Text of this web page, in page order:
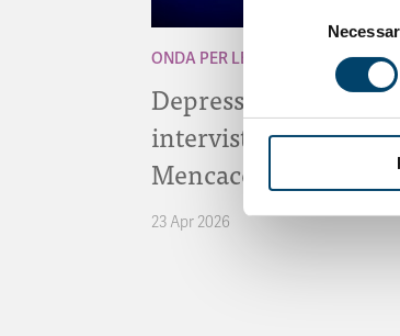
del
consenso
ONDA PER LE DONNE
Depressione Post
intervista al Prof.
Mencacci
23 Apr 2026